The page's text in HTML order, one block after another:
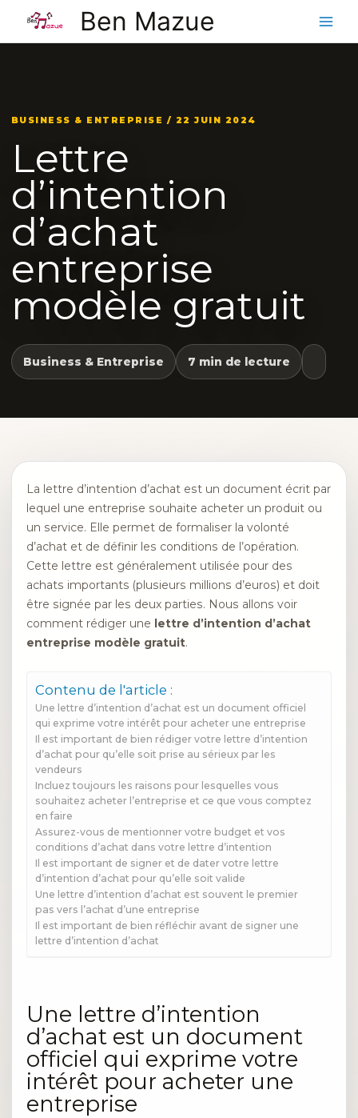
contenu
Ben Mazue
BUSINESS & ENTREPRISE / 22 JUIN 2024
Lettre
d’intention
d’achat
entreprise
modèle gratuit
Business & Entreprise 7 min de lecture
La lettre d’intention d’achat est un document écrit par
lequel une entreprise souhaite acheter un produit ou
un service. Elle permet de formaliser la volonté
d’achat et de définir les conditions de l’opération.
Cette lettre est généralement utilisée pour des
achats importants (plusieurs millions d’euros) et doit
être signée par les deux parties. Nous allons voir
comment rédiger une lettre d’intention d’achat
entreprise modèle gratuit.
Contenu de l'article :
Une lettre d’intention d’achat est un document officiel
qui exprime votre intérêt pour acheter une entreprise
Il est important de bien rédiger votre lettre d’intention
d’achat pour qu’elle soit prise au sérieux par les
vendeurs
Incluez toujours les raisons pour lesquelles vous
souhaitez acheter l’entreprise et ce que vous comptez
en faire
Assurez-vous de mentionner votre budget et vos
conditions d’achat dans votre lettre d’intention
Il est important de signer et de dater votre lettre
d’intention d’achat pour qu’elle soit valide
Une lettre d’intention d’achat est souvent le premier
pas vers l’achat d’une entreprise
Il est important de bien réfléchir avant de signer une
lettre d’intention d’achat
Une lettre d’intention
d’achat est un document
officiel qui exprime votre
intérêt pour acheter une
entreprise